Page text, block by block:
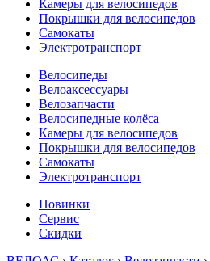
Камеры для велосипедов
Покрышки для велосипедов
Самокаты
Электротранспорт
Велосипеды
Велоаксессуары
Велозапчасти
Велосипедные колёса
Камеры для велосипедов
Покрышки для велосипедов
Самокаты
Электротранспорт
Новинки
Сервис
Скидки